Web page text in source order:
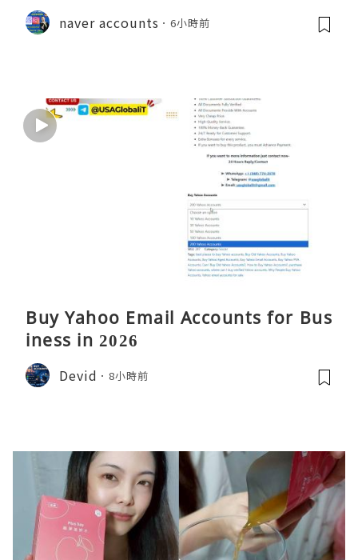
naver accounts 6小時前
Buy Yahoo Email Accounts for Bus
iness in 2026
Devid 8小時前